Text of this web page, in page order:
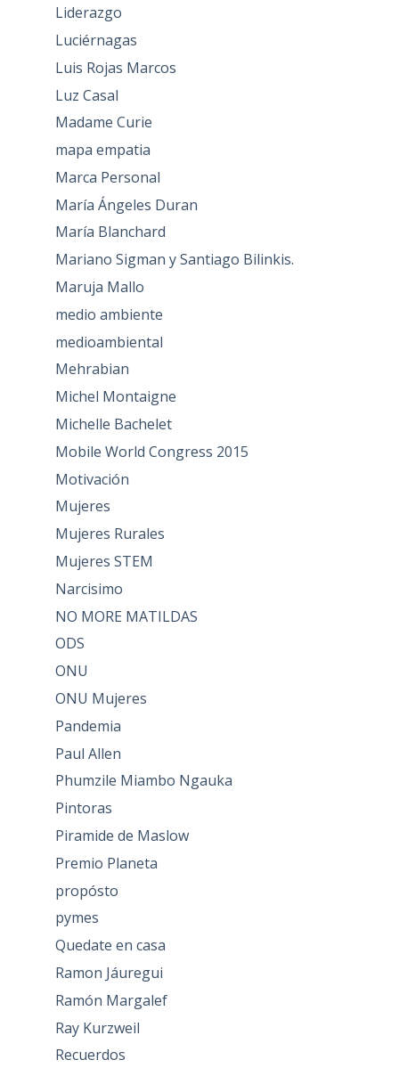
Liderazgo
Luciérnagas
Luis Rojas Marcos
Luz Casal
Madame Curie
mapa empatia
Marca Personal
María Ángeles Duran
María Blanchard
Mariano Sigman y Santiago Bilinkis.
Maruja Mallo
medio ambiente
medioambiental
Mehrabian
Michel Montaigne
Michelle Bachelet
Mobile World Congress 2015
Motivación
Mujeres
Mujeres Rurales
Mujeres STEM
Narcisimo
NO MORE MATILDAS
ODS
ONU
ONU Mujeres
Pandemia
Paul Allen
Phumzile Miambo Ngauka
Pintoras
Piramide de Maslow
Premio Planeta
propósto
pymes
Quedate en casa
Ramon Jáuregui
Ramón Margalef
Ray Kurzweil
Recuerdos